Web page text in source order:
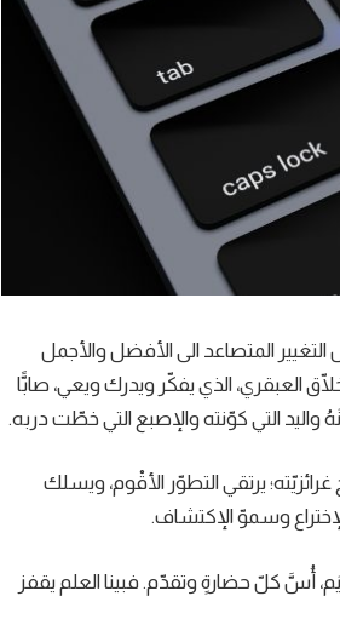
المتصاعد الى الأفضل والأجمل
العبقري، الذي يفكّر ويدرك ويعي، صابًّا
التي كوّنته والإصبع التي خطّت دربه.
يرتقي التطوّر الأقْوم، ويسلك
وسموّ الإكتشاف.
أُسَّ كلّ حضارةٍ وتقدّم. فبينا العلم يقفز